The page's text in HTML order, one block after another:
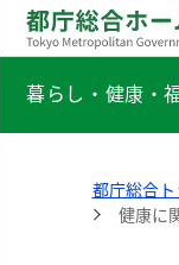
暮らし・健康・
都庁総合
健康に